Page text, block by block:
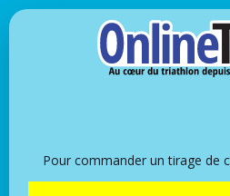
Pour commander un tirage de